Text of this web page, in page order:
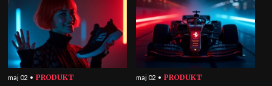
maj 02 PRODUKT maj 02 PRODUKT